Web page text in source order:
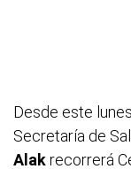
Desde este
Secretaría de
Alakrecorrerá